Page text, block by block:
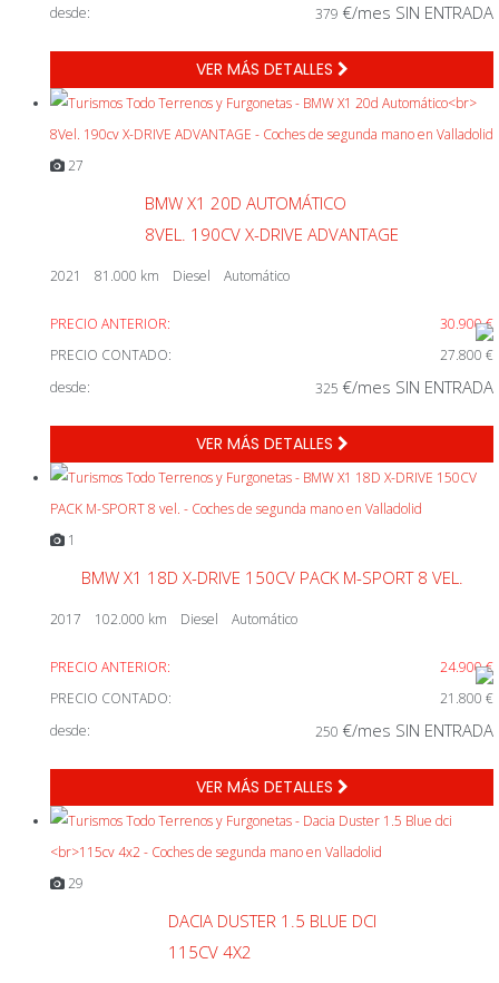
desde:
379 €/mes SIN ENTRADA
VER MÁS DETALLES
27
BMW X1 20D AUTOMÁTICO
8VEL. 190CV X-DRIVE ADVANTAGE
2021 81.000 km Diesel Automático
PRECIO ANTERIOR:
30.900 €
PRECIO CONTADO:
27.800 €
desde:
325 €/mes SIN ENTRADA
VER MÁS DETALLES
1
BMW X1 18D X-DRIVE 150CV PACK M-SPORT 8 VEL.
2017 102.000 km Diesel Automático
PRECIO ANTERIOR:
24.900 €
PRECIO CONTADO:
21.800 €
desde:
250 €/mes SIN ENTRADA
VER MÁS DETALLES
29
DACIA DUSTER 1.5 BLUE DCI
115CV 4X2